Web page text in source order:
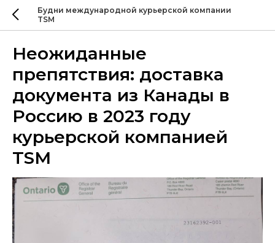
Будни международной курьерской компании
TSM
Неожиданные
препятствия: доставка
документа из Канады в
Россию в 2023 году
курьерской компанией
TSM